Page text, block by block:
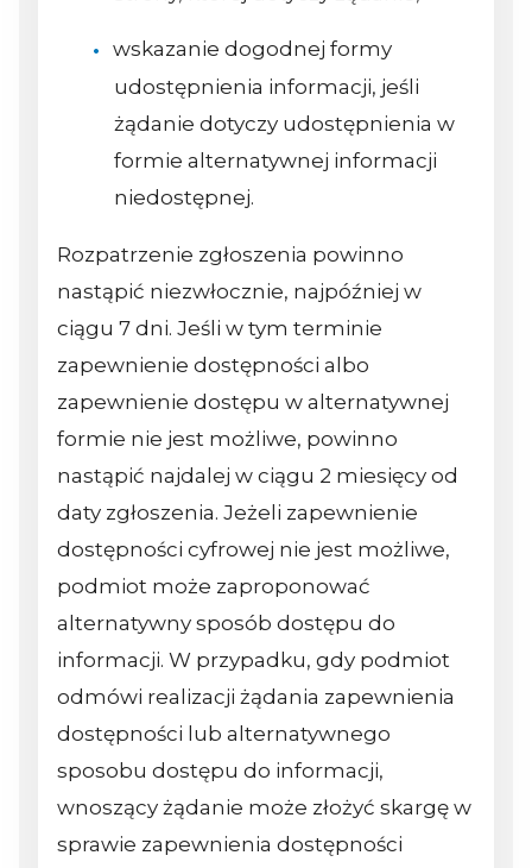
wskazanie dogodnej formy
udostępnienia informacji, jeśli
żądanie dotyczy udostępnienia w
formie alternatywnej informacji
niedostępnej.
Rozpatrzenie zgłoszenia powinno
nastąpić niezwłocznie, najpóźniej w
ciągu 7 dni. Jeśli w tym terminie
zapewnienie dostępności albo
zapewnienie dostępu w alternatywnej
formie nie jest możliwe, powinno
nastąpić najdalej w ciągu 2 miesięcy od
daty zgłoszenia. Jeżeli zapewnienie
dostępności cyfrowej nie jest możliwe,
podmiot może zaproponować
alternatywny sposób dostępu do
informacji. W przypadku, gdy podmiot
odmówi realizacji żądania zapewnienia
dostępności lub alternatywnego
sposobu dostępu do informacji,
wnoszący żądanie może złożyć skargę w
sprawie zapewnienia dostępności